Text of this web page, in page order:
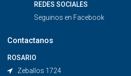
REDES SOCIALES
Seguinos en Facebook
Contactanos
ROSARIO
Zeballos 1724